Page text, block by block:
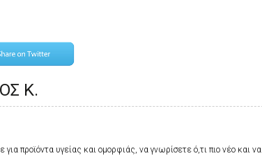
Κ.
προϊόντα υγείας και ομορφιάς, να γνωρίσετε ό,τι πιο νέο και να